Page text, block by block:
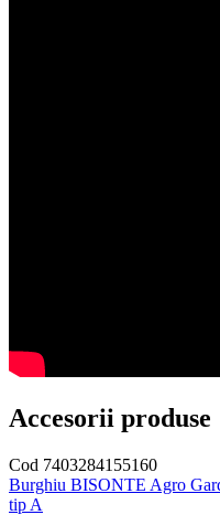
Accesorii produse
Cod 7403284155160
Burghiu BISONTE Agro
tip A